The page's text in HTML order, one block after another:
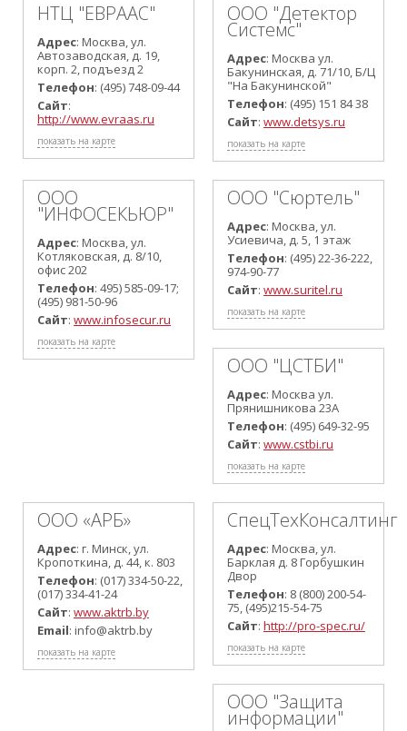
НТЦ "ЕВРААС"
Адрес: Москва, ул.
Автозаводская, д. 19,
корп. 2, подъезд 2
Телефон: (495) 748-09-44
Сайт:
http://www.evraas.ru
показать на карте
ООО "Детектор
Системс"
Адрес: Москва ул.
Бакунинская, д. 71/10, Б/Ц
"На Бакунинской"
Телефон: (495) 151 84 38
Сайт: www.detsys.ru
показать на карте
ООО
"ИНФОСЕКЬЮР"
Адрес: Москва, ул.
Котляковская, д. 8/10,
офис 202
Телефон: 495) 585-09-17;
(495) 981-50-96
Сайт: www.infosecur.ru
показать на карте
ООО "Сюртель"
Адрес: Москва, ул.
Усиевича, д. 5, 1 этаж
Телефон: (495) 22-36-222,
974-90-77
Сайт: www.suritel.ru
показать на карте
ООО "ЦСТБИ"
Адрес: Москва ул.
Прянишникова 23А
Телефон: (495) 649-32-95
Сайт: www.cstbi.ru
показать на карте
ООО «АРБ»
Адрес: г. Минск, ул.
Кропоткина, д. 44, к. 803
Телефон: (017) 334-50-22,
(017) 334-41-24
Сайт: www.aktrb.by
Email: info@aktrb.by
показать на карте
СпецТехКонсалтинг
Адрес: Москва, ул.
Барклая д. 8 Горбушкин
Двор
Телефон: 8 (800) 200-54-
75, (495)215-54-75
Сайт: http://pro-spec.ru/
показать на карте
ООО "Защита
информации"